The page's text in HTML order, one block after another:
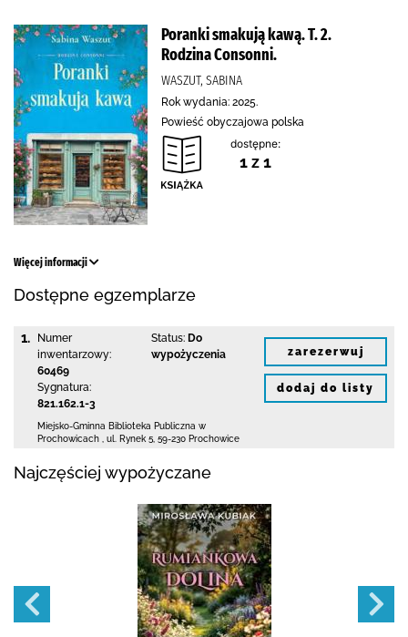
Poranki smakują kawą. T. 2.
Rodzina Consonni.
WASZUT, SABINA
Rok wydania: 2025.
Powieść obyczajowa polska
dostępne:
1 z 1
Więcej informacji
Dostępne egzemplarze
1.
Numer
inwentarzowy:
60469
Sygnatura:
821.162.1-3
Status: Do
wypożyczenia
Miejsko-Gminna Biblioteka Publiczna w
Prochowicach
ul. Rynek 5 59-230 Prochowice
zarezerwuj
dodaj do listy
Najczęściej wypożyczane